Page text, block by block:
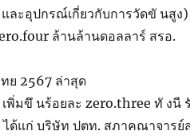
ละอุปกรณ์เกี่ยวกับการวัดขั นสู
ล้านล้านดอลลาร์ สรอ.
ทย 2567 ล่าสุด
พิ่มขึ นร้อยละ zero.three ทั งนี
ได้แก่ บริษัท ปตท. สภาคณาจาร